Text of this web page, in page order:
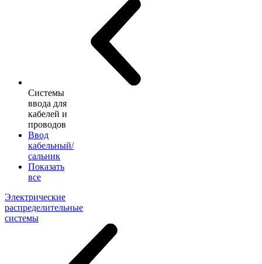
Системы
ввода для
кабелей и
проводов
Ввод
кабельный/
сальник
Показать
все
Электрические
распределительные
системы